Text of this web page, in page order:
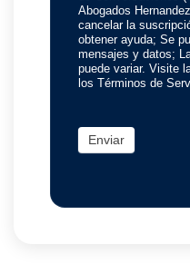
Abogados
cancelar la
obtener ayuda; Se
mensajes y datos;
puede variar. Visite
los Términos de
Enviar